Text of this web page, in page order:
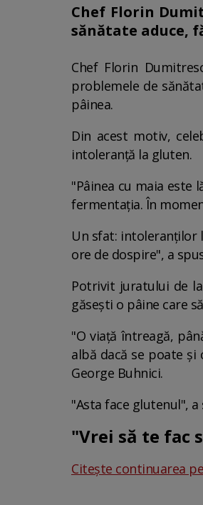
Chef Florin
sănătate aduce,
Chef Florin
problemele de
pâinea.
Din acest motiv,
intoleranță la gluten.
"Pâinea cu maia
fermentația. În
Un sfat: intoleranților
ore de dospire", a
Potrivit juratului de
găsești o pâine care
"O viață întreagă,
albă dacă se poate
George Buhnici.
"Asta face glutenul",
"Vrei să te fac
Citește continuarea